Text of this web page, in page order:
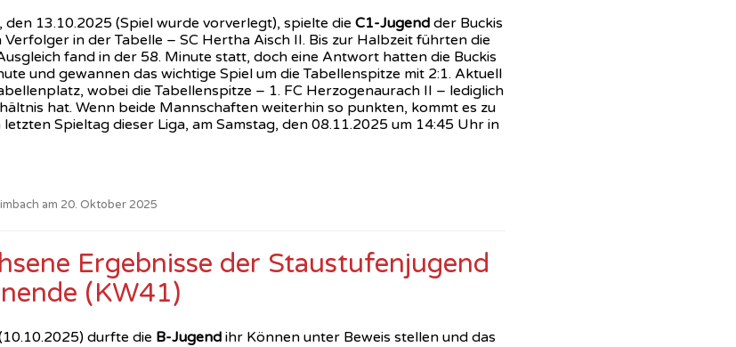
13.10.2025 (Spiel wurde vorverlegt), spielte die C1-Jugend der Buckis
in der Tabelle – SC Hertha Aisch II. Bis zur Halbzeit führten die
fand in der 58. Minute statt, doch eine Antwort hatten die Buckis
und gewannen das wichtige Spiel um die Tabellenspitze mit 2:1. Aktuell
wobei die Tabellenspitze – 1. FC Herzogenaurach II – lediglich
hat. Wenn beide Mannschaften weiterhin so punkten, kommt es zu
letzten Spieltag dieser Liga, am Samstag, den 08.11.2025 um 14:45 Uhr in
am 20. Oktober 2025
Ergebnisse der Staustufenjugend
(KW41)
durfte die B-Jugend ihr Können unter Beweis stellen und das